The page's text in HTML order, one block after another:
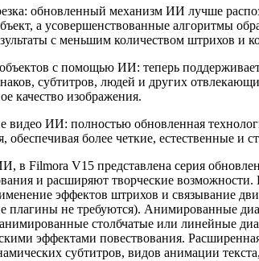
обновленный механизм ИИ лучше
а усовершенствованные алгоритмы
с меньшим количеством штрихов и
с помощью ИИ: теперь
субтитров, людей и других
качество изображения.
видео ИИ: полностью обновленная
обеспечивая более четкие, естественные и
в Filmora V15 представлена серия
и расширяют творческие
эффектов штрихов и связывание
плагины не требуются). Анимированные
столбчатые или линейные
эффектами повествования.
субтитров, видов анимации